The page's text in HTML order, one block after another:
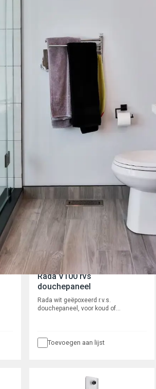
Rada V500 rvs
douchepaneel
Rada wit geëpoxeerd r.v.s.
douchepaneel, voor koud of
voorgemengd water, type V500.
Waterbesparend en robuust, met
mengkraan. Met waterbesparende
douchekop, type Rada VR106RC. Met
flexibele slangaansluiting ½” wartel en
afsluiter, voor boven- of
achteraansluiting. Extra benodigd
Rada Outlook digitale mengkraan.
Rada V100 rvs
douchepaneel
Rada wit geëpoxeerd r.v.s.
douchepaneel, voor koud of
kraan met instelbare volumestroom
en zelfreinigend onderhoudsarm
flexibele slangaansluiting ½” wartel.
Toevoegen aan lijst